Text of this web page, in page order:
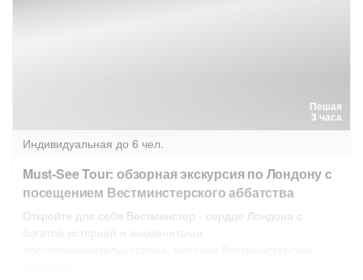
Пешая
3 часа
Индивидуальная до 6 чел.
Must-See Tour: обзорная экскурсия по Лондону с
посещением Вестминстерского аббатства
Откройте для себя Вестминстер - сердце Лондона с
богатой историей и знаменитыми